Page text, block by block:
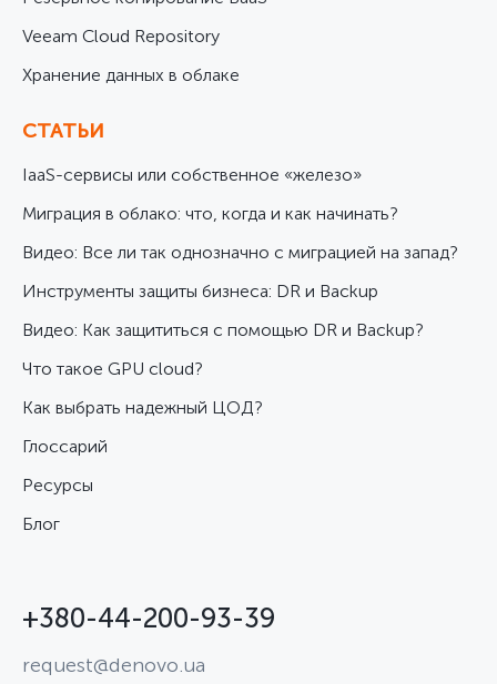
Veeam Cloud Repository
Хранение данных в облаке
СТАТЬИ
IaaS-сервисы или собственное «железо»
Миграция в облако: что, когда и как начинать?
Видео: Все ли так однозначно с миграцией на запад?
Инструменты защиты бизнеса: DR и Backup
Видео: Как защититься с помощью DR и Backup?
Что такое GPU cloud?
Как выбрать надежный ЦОД?
Глоссарий
Ресурсы
Блог
+380-44-200-93-39
request@denovo.ua